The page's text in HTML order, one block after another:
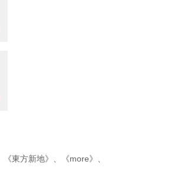
《東方新地》 、 《more》 、